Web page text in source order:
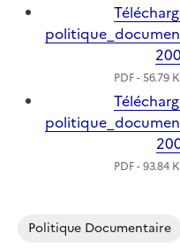
PDF - 56.79
PDF - 93.84
Politique Documentaire